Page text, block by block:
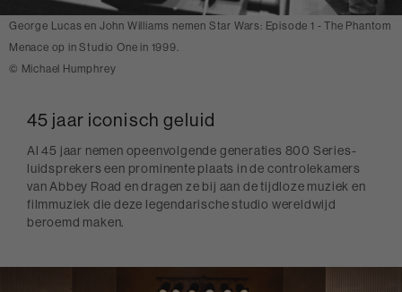
45 jaar iconisch geluid
Al 45 jaar nemen opeenvolgende generaties 800 Series-
luidsprekers een prominente plaats in de controlekamers
van Abbey Road en dragen ze bij aan de tijdloze muziek en
filmmuziek die deze legendarische studio wereldwijd
beroemd maken.
George Lucas en John Williams nemen Star Wars: Episode 1 - The Phantom
Menace op in Studio One in 1999.
© Michael Humphrey